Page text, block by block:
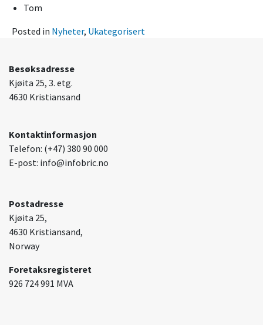
Tom
Posted in Nyheter, Ukategorisert
Besøksadresse
Kjøita 25, 3. etg.
4630 Kristiansand
Kontaktinformasjon
Telefon: (+47) 380 90 000
E-post: info@infobric.no
Postadresse
Kjøita 25,
4630 Kristiansand,
Norway
Foretaksregisteret
926 724 991 MVA